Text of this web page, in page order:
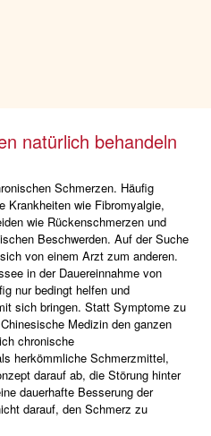
natürlich behandeln
Schmerzen. Häufig
Krankheiten wie Fibromyalgie,
wie Rückenschmerzen und
Beschwerden. Auf der Suche
von einem Arzt zum anderen.
in der Dauereinnahme von
nur bedingt helfen und
sich bringen. Statt Symptome zu
Medizin den ganzen
chronische
herkömmliche Schmerzmittel,
darauf ab, die Störung hinter
dauerhafte Besserung der
darauf, den Schmerz zu